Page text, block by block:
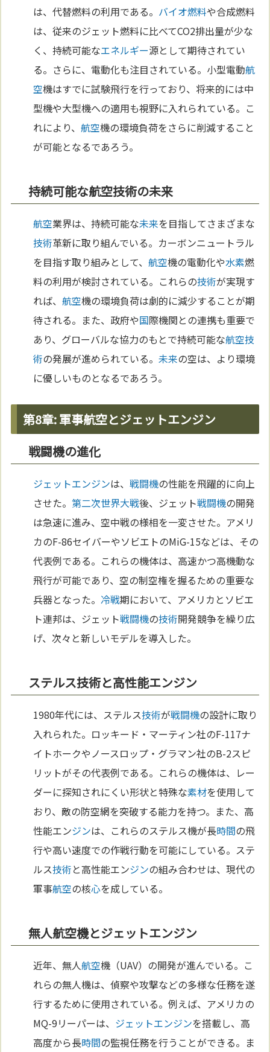
は、代替燃料の利用である。 バイオ燃料や合成燃料
は、従来のジェット燃料に比べてCO2排出量が少な
く、持続可能なエネルギー源として期待されてい
る。さらに、電動化も注目されている。小型電動航
空機はすでに試験飛行を行っており、将来的には中
型機や大型機への適用も視野に入れられている。こ
れにより、航空機の環境負荷をさらに削減すること
が可能となるであろう。
持続可能な航空技術の未来
航空業界は、持続可能な未来を目指してさまざまな
技術革新に取り組んでいる。カーボンニュートラル
を目指す取り組みとして、航空機の電動化や水素燃
料の利用が検討されている。これらの技術が実現す
れば、航空機の環境負荷は劇的に減少することが期
待される。また、政府や国際機関との連携も重要で
あり、グローバルな協力のもとで持続可能な航空技
術の発展が進められている。未来の空は、より環境
に優しいものとなるであろう。
第8章: 軍事航空とジェットエンジン
戦闘機の進化
ジェットエンジンは、戦闘機の性能を飛躍的に向上
させた。第二次世界大戦後、ジェット戦闘機の開発
は急速に進み、空中戦の様相を一変させた。アメリ
カのF-86セイバーやソビエトのMiG-15などは、その
代表例である。これらの機体は、高速かつ高機動な
飛行が可能であり、空の制空権を握るための重要な
兵器となった。冷戦期において、アメリカとソビエ
ト連邦は、ジェット戦闘機の技術開発競争を繰り広
げ、次々と新しいモデルを導入した。
ステルス技術と高性能エンジン
1980年代には、ステルス技術が戦闘機の設計に取り
入れられた。ロッキード・マーティン社のF-117ナ
イトホークやノースロップ・グラマン社のB-2スピ
リットがその代表例である。これらの機体は、レー
ダーに探知されにくい形状と特殊な素材を使用して
おり、敵の防空網を突破する能力を持つ。また、高
性能エンジンは、これらのステルス機が長時間の飛
行や高い速度での作戦行動を可能にしている。ステ
ルス技術と高性能エンジンの組み合わせは、現代の
軍事航空の核心を成している。
無人航空機とジェットエンジン
近年、無人航空機（UAV）の開発が進んでいる。こ
れらの無人機は、偵察や攻撃などの多様な任務を遂
行するために使用されている。例えば、アメリカの
MQ-9リーパーは、 ジェットエンジンを搭載し、高
高度から長時間の監視任務を行うことができる。ま